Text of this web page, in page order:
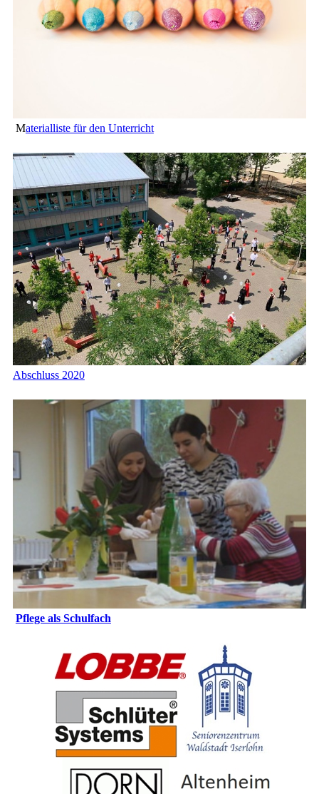
Materialliste für den Unterricht
Abschluss 2020
Pflege als Schulfach